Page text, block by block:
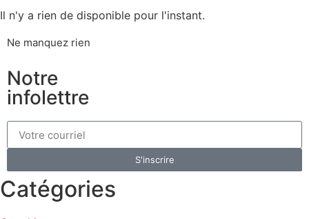
Il n'y a rien de disponible pour l'instant.
Ne manquez rien
Notre
infolettre
S'inscrire
Catégories